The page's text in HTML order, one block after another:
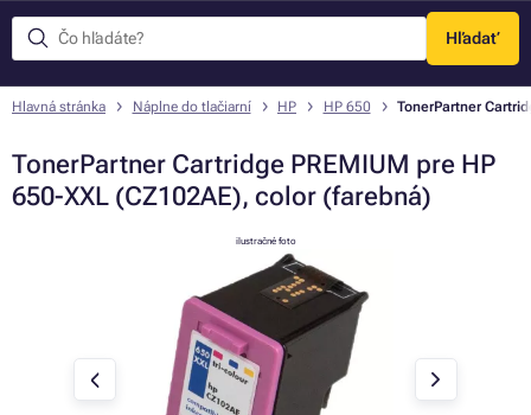
Hľadať
Menu
Hlavná stránka Náplne do tlačiarní HP HP 650 TonerPartner
TonerPartner Cartridge PREMIUM pre HP
650-XXL (CZ102AE), color (farebná)
ilustračné foto